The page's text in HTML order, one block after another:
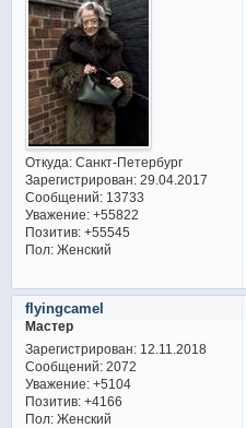
Откуда:Санкт-Петербург
Зарегистрирован: 29.04.2017
Сообщений:13733
Уважение: +55822
Позитив: +55545
Пол:Женский
flyingcamel
Мастер
Зарегистрирован: 12.11.2018
Сообщений:2072
Уважение: +5104
Позитив: +4166
Пол:Женский